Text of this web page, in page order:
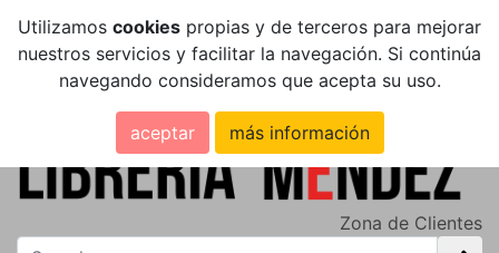
Utilizamos cookies propias y de terceros para mejorar
nuestros servicios y facilitar la navegación. Si continúa
navegando consideramos que acepta su uso.
aceptar más información
Zona de Clientes